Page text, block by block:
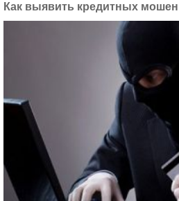
Как выявить кредитных